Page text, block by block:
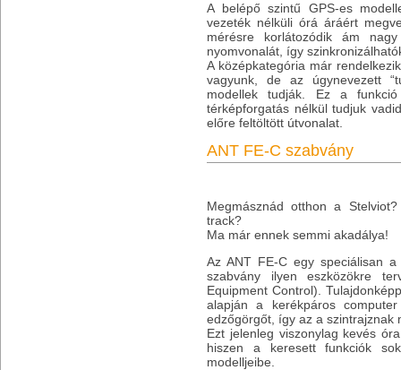
A belépő szintű GPS-es
vezeték nélküli órá áráért
mérésre korlátozódik ám
nyomvonalát, így
A középkategória már
vagyunk, de az úgynevezett
modellek tudják. Ez a
térképforgatás nélkül tudjuk
előre feltöltött útvonalat.
ANT FE-C szabvány
Megmásznád otthon a
track?
Ma már ennek semmi akadálya!
Az ANT FE-C egy speciálisan
szabvány ilyen eszközökre
Equipment Control).
alapján a kerékpáros
edzőgörgőt, így az a szintrajznak
Ezt jelenleg viszonylag kevés
hiszen a keresett funkciók
modelljeibe.